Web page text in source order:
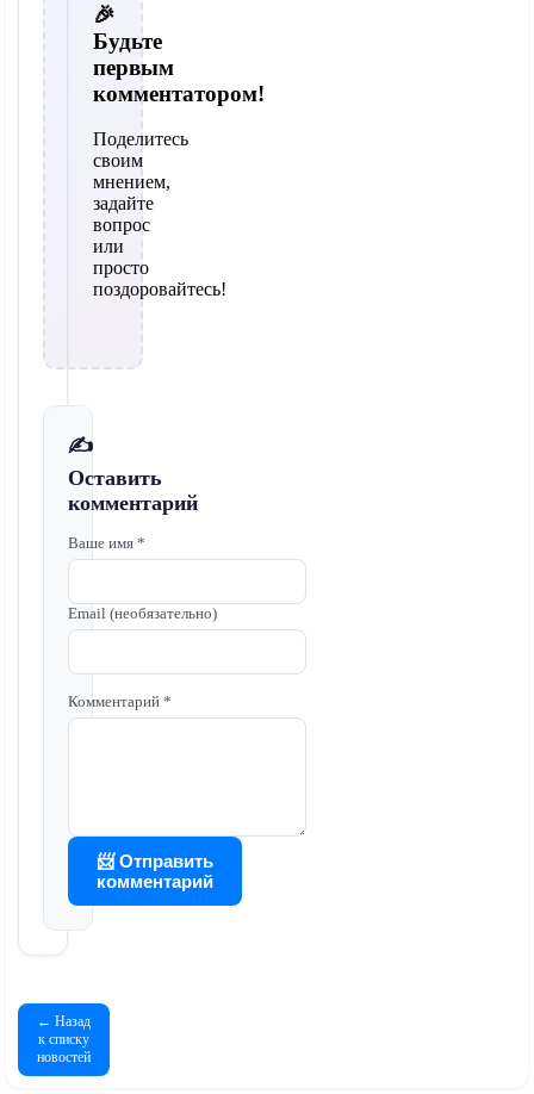
🎉
Будьте
первым
комментатором!
Поделитесь
своим
мнением,
задайте
вопрос
или
просто
поздоровайтесь!
✍️
Оставить
комментарий
Ваше имя *
Email (необязательно)
Комментарий *
📨 Отправить
комментарий
← Назад
к списку
новостей